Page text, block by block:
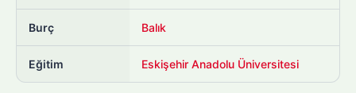
Burç Balık
Eğitim Eskişehir Anadolu Üniversitesi